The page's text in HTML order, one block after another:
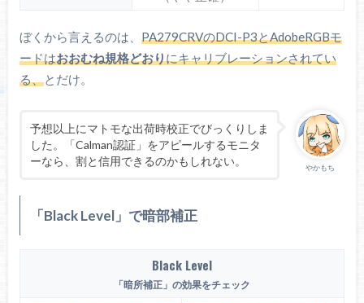
最大輝度：396.8 cd/m²
最低輝度：23.9 cd/m²
397 cd/m²
ぼくから言えるのは、 PA279CRVのDCI-P3とAdobeRGBモ
ードはおおむね規格どおりにキャリブレーションされてい
る、とだけ。
やかもち
予想以上にマトモな出荷時校正でびっくりしま
した。「Calman認証」をアピールするモニタ
ーなら、割と信用できるのかもしれない。
「Black Level」で暗部補正
Black Level
「暗所補正」 の効果をチェック